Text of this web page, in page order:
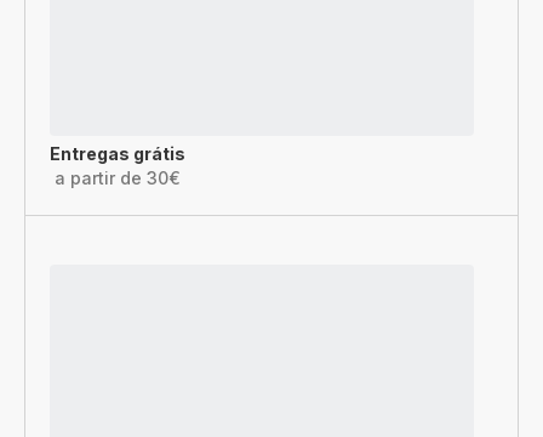
Entregas grátis
a partir de 30€